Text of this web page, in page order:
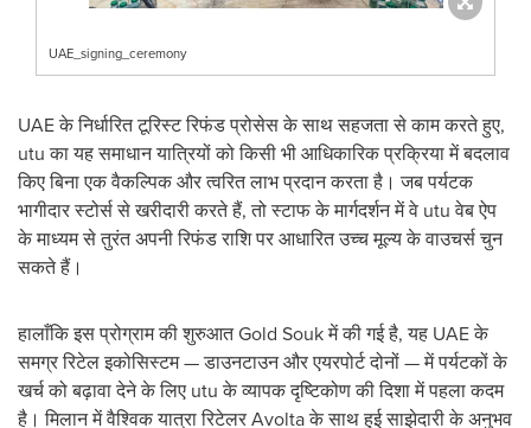
UAE_signing_ceremony
UAE के निर्धारित टूरिस्ट रिफंड प्रोसेस के साथ सहजता से काम करते हुए,
utu का यह समाधान यात्रियों को किसी भी आधिकारिक प्रक्रिया में बदलाव
किए बिना एक वैकल्पिक और त्वरित लाभ प्रदान करता है। जब पर्यटक
भागीदार स्टोर्स से खरीदारी करते हैं, तो स्टाफ के मार्गदर्शन में वे utu वेब ऐप
के माध्यम से तुरंत अपनी रिफंड राशि पर आधारित उच्च मूल्य के वाउचर्स चुन
सकते हैं।
हालाँकि इस प्रोग्राम की शुरुआत Gold Souk में की गई है, यह UAE के
समग्र रिटेल इकोसिस्टम — डाउनटाउन और एयरपोर्ट दोनों — में पर्यटकों के
खर्च को बढ़ावा देने के लिए utu के व्यापक दृष्टिकोण की दिशा में पहला कदम
है। मिलान में वैश्विक यात्रा रिटेलर Avolta के साथ हुई साझेदारी के अनुभव